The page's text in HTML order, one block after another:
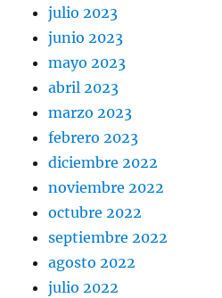
julio 2023
junio 2023
mayo 2023
abril 2023
marzo 2023
febrero 2023
diciembre 2022
noviembre 2022
octubre 2022
septiembre 2022
agosto 2022
julio 2022